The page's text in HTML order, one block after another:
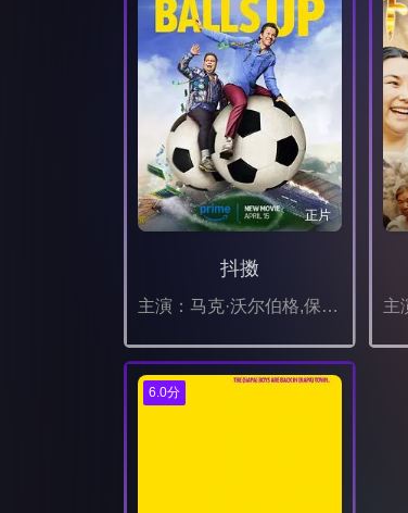
正片
抖擞
主演：马克·沃尔伯格,保罗·沃尔特·豪泽,丹妮拉·曼希沃,本杰明·布拉特,莫莉·香侬,萨莎·拜伦·科恩,埃里克·安德烈,艾娃·德·多米尼奇,切尔茜·克里斯普,Hal,Cumpston,马图斯,杰登·伊尔文,泽恩·格斯纳,Connor,Barton,安东尼奥·阿尔瓦雷斯,Natyse,Chan,弗朗塞斯卡·沃特斯,Dan,Silveira,杰克森·托泽尔,Jackie,Flynn,John,Reynolds
6.0分